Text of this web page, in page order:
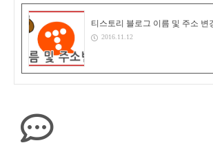
티스토리 블로그 이름 및 주소 변
2016.11.12